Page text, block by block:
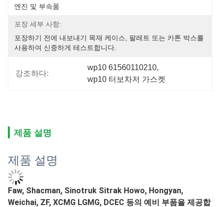
엔진 및 부속품
포장 세부 사항:
포장하기 전에 내보내기 목재 케이스, 팔레트 또는 카톤 박스를
사용하여 신중하게 테스트합니다.
강조하다:
wp10 61560110210,
wp10 터보차저 가스켓
제품 설명
제품 설명
Faw, Shacman, Sinotruk Sitrak Howo, Hongyan,
Weichai, ZF, XCMG LGMG, DCEC 등의 예비 부품을 제공합